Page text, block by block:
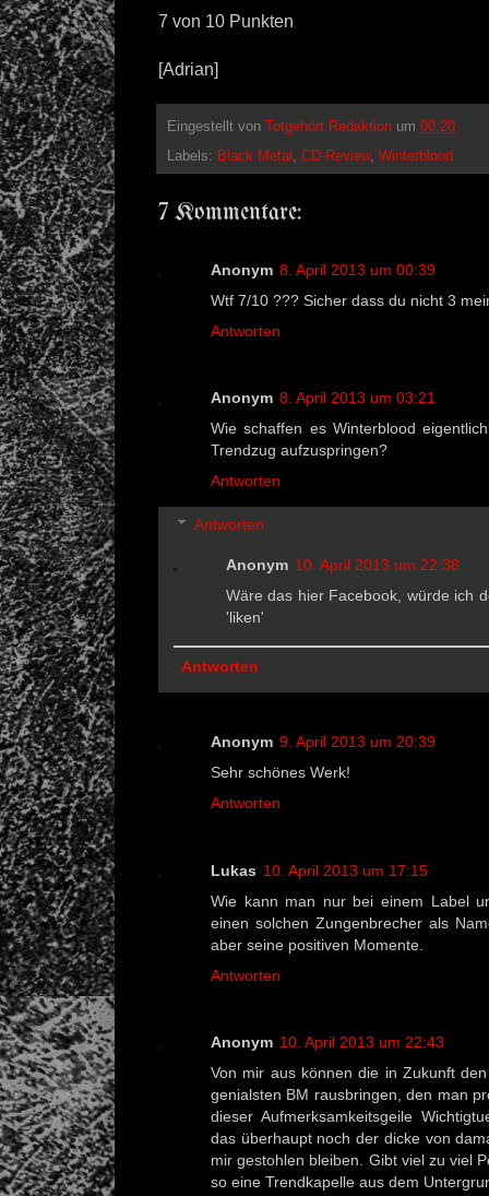
7 von 10 Punkten
[Adrian]
Eingestellt von Totgehört Redaktion um 00:20
Labels: Black Metal CD-Review, Winterblood
7 Kommentare:
Anonym 8. April 2013 um 00:39
Wtf 7/10 ??? Sicher dass du nicht 3
Antworten
Anonym 8. April 2013 um 03:21
Wie schaffen es Winterblood
Trendzug aufzuspringen?
Antworten
Antworten
Anonym 10. April 2013 um 22:38
Wäre das hier Facebook, würde ich
'liken'
Antworten
Anonym 9. April 2013 um 20:39
Sehr schönes Werk!
Antworten
Lukas 10. April 2013 um 17:15
Wie kann man nur bei einem Label
einen solchen Zungenbrecher als
aber seine positiven Momente.
Antworten
Anonym 10. April 2013 um 22:43
Von mir aus können die in Zukunft
genialsten BM rausbringen, den man
dieser Aufmerksamkeitsgeile
das überhaupt noch der dicke von
mir gestohlen bleiben. Gibt viel zu viel
so eine Trendkapelle aus dem